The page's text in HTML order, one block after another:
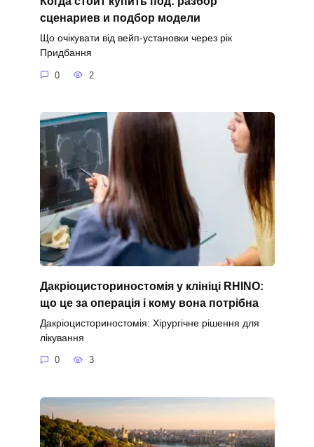
сценариев и подбор модели
Що очікувати від вейп-установки через рік
Придбання
0 2
Дакріоцисториностомія у клініці RHINO:
що це за операція і кому вона потрібна
Дакріоцисториностомія: Хірургічне рішення для
лікування
0 3